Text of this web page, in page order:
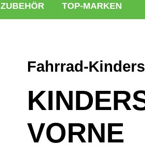
ZUBEHÖR TOP-MARKEN
Fahrrad-
VORNE